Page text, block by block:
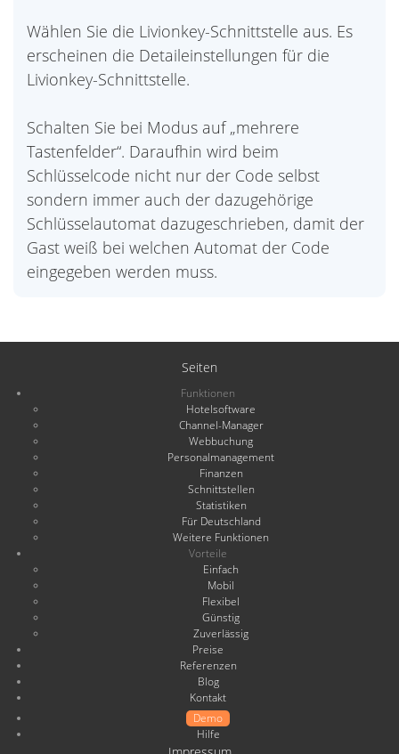
Wählen Sie die Livionkey-Schnittstelle aus. Es
erscheinen die Detaileinstellungen für die
Livionkey-Schnittstelle.
Schalten Sie bei Modus auf „mehrere
Tastenfelder“. Daraufhin wird beim
Schlüsselcode nicht nur der Code selbst
sondern immer auch der dazugehörige
Schlüsselautomat dazugeschrieben, damit der
Gast weiß bei welchen Automat der Code
eingegeben werden muss.
Seiten
Funktionen
Hotelsoftware
Channel-Manager
Webbuchung
Personalmanagement
Finanzen
Schnittstellen
Statistiken
Für Deutschland
Weitere Funktionen
Vorteile
Einfach
Mobil
Flexibel
Günstig
Zuverlässig
Preise
Referenzen
Blog
Kontakt
Demo
Hilfe